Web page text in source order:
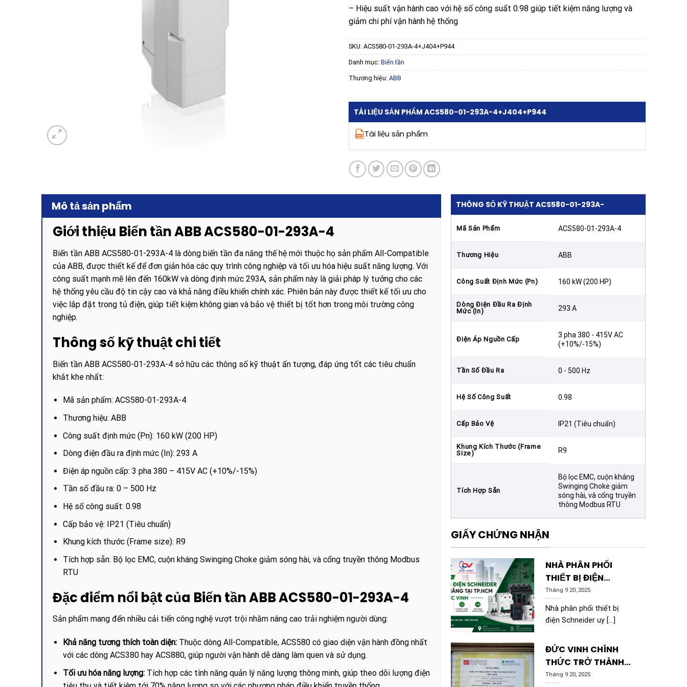
– Hiệu suất vận hành cao với hệ số công suất 0.98 giúp tiết kiệm năng lượng và
giảm chi phí vận hành hệ thống
SKU: ACS580-01-293A-4+J404+P944
Danh mục: Biến tần
Thương hiệu: ABB
TÀI LIỆU SẢN PHẨM ACS580-01-293A-4+J404+P944
Tài liệu sản phẩm
Mô tả sản phẩm
Giới thiệu Biến tần ABB ACS580-01-293A-4
Biến tần ABB ACS580-01-293A-4 là dòng biến tần đa năng thế hệ mới thuộc họ sản phẩm All-Compatible
của ABB, được thiết kế để đơn giản hóa các quy trình công nghiệp và tối ưu hóa hiệu suất năng lượng. Với
công suất mạnh mẽ lên đến 160kW và dòng định mức 293A, sản phẩm này là giải pháp lý tưởng cho các
hệ thống yêu cầu độ tin cậy cao và khả năng điều khiển chính xác. Phiên bản này được thiết kế tối ưu cho
việc lắp đặt trong tủ điện, giúp tiết kiệm không gian và bảo vệ thiết bị tốt hơn trong môi trường công
nghiệp.
Thông số kỹ thuật chi tiết
Biến tần ABB ACS580-01-293A-4 sở hữu các thông số kỹ thuật ấn tượng, đáp ứng tốt các tiêu chuẩn
khắt khe nhất:
Mã sản phẩm: ACS580-01-293A-4
Thương hiệu: ABB
Công suất định mức (Pn): 160 kW (200 HP)
Dòng điện đầu ra định mức (In): 293 A
Điện áp nguồn cấp: 3 pha 380 – 415V AC (+10%/-15%)
Tần số đầu ra: 0 – 500 Hz
Hệ số công suất: 0.98
Cấp bảo vệ: IP21 (Tiêu chuẩn)
Khung kích thước (Frame size): R9
Tích hợp sẵn: Bộ lọc EMC, cuộn kháng Swinging Choke giảm sóng hài, và cổng truyền thông Modbus
RTU
Đặc điểm nổi bật của Biến tần ABB ACS580-01-293A-4
Sản phẩm mang đến nhiều cải tiến công nghệ vượt trội nhằm nâng cao trải nghiệm người dùng:
Khả năng tương thích toàn diện: Thuộc dòng All-Compatible, ACS580 có giao diện vận hành đồng nhất
với các dòng ACS380 hay ACS880, giúp người vận hành dễ dàng làm quen và sử dụng.
Tối ưu hóa năng lượng: Tích hợp các tính năng quản lý năng lượng thông minh, giúp theo dõi lượng điện
THÔNG SỐ KỸ THUẬT ACS580-01-293A-
4+J404+P944
Mã Sản Phẩm ACS580-01-293A-4
Thương Hiệu ABB
Công Suất Định Mức (Pn) 160 kW (200 HP)
Dòng Điện Đầu Ra Định
Mức (In)
293 A
Điện Áp Nguồn Cấp
3 pha 380 - 415V AC
(+10%/-15%)
Tần Số Đầu Ra 0 - 500 Hz
Hệ Số Công Suất 0.98
Cấp Bảo Vệ IP21 (Tiêu chuẩn)
Khung Kích Thước (Frame
Size)
R9
Tích Hợp Sẵn
Bộ lọc EMC, cuộn kháng
Swinging Choke giảm
sóng hài, và cổng truyền
thông Modbus RTU
GIẤY CHỨNG NHẬN
NHÀ PHÂN PHỐI
THIẾT BỊ ĐIỆN
SCHNEIDER CHÍNH
HÃNG TẠI TP.HCM |
ĐỨC VINH
Tháng 9 20, 2025
Nhà phân phối thiết bị
điện Schneider uy [...]
ĐỨC VINH CHÍNH
THỨC TRỞ THÀNH
ĐẠI LÝ PHÂN PHỐI
Tháng 9 20, 2025